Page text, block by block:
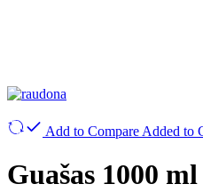
Add to Compare Added to
Guašas 1000